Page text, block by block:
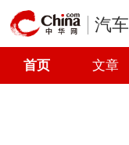
汽车
首页 文章